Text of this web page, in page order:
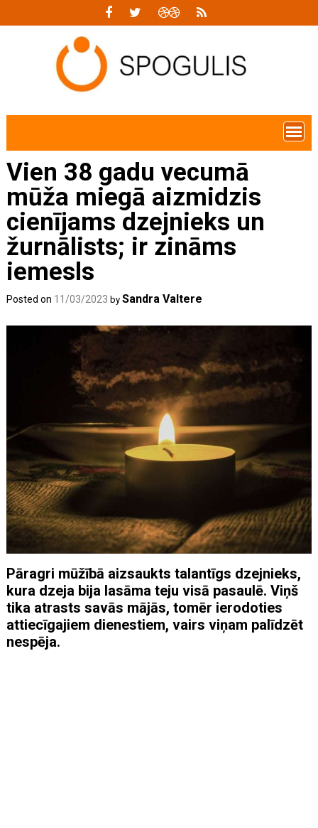
Vien 38 gadu vecumā
mūža miegā aizmidzis
cienījams dzejnieks un
žurnālists; ir zināms
iemesls
Posted on 11/03/2023 bySandra Valtere
Pāragri mūžībā aizsaukts talantīgs dzejnieks,
kura dzeja bija lasāma teju visā pasaulē. Viņš
tika atrasts savās mājās, tomēr ierodoties
attiecīgajiem dienestiem, vairs viņam palīdzēt
nespēja.